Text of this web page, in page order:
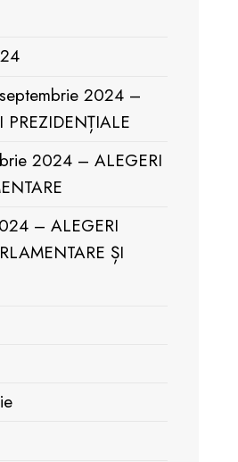
2024 –
PREZIDENȚIALE
2024 – ALEGERI
– ALEGERI
ȘI